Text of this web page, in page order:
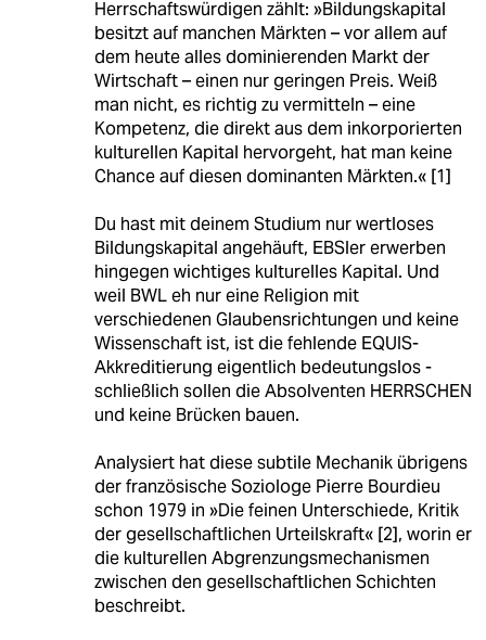
Herrschaftswürdigen zählt: »Bildungskapital
besitzt auf manchen Märkten – vor allem auf
dem heute alles dominierenden Markt der
Wirtschaft – einen nur geringen Preis. Weiß
man nicht, es richtig zu vermitteln – eine
Kompetenz, die direkt aus dem inkorporierten
kulturellen Kapital hervorgeht, hat man keine
Chance auf diesen dominanten Märkten.« [1]
Du hast mit deinem Studium nur wertloses
Bildungskapital angehäuft, EBSler erwerben
hingegen wichtiges kulturelles Kapital. Und
weil BWL eh nur eine Religion mit
verschiedenen Glaubensrichtungen und keine
Wissenschaft ist, ist die fehlende EQUIS-
Akkreditierung eigentlich bedeutungslos -
schließlich sollen die Absolventen HERRSCHEN
und keine Brücken bauen.
Analysiert hat diese subtile Mechanik übrigens
der französische Soziologe Pierre Bourdieu
schon 1979 in »Die feinen Unterschiede, Kritik
der gesellschaftlichen Urteilskraft« [2], worin er
die kulturellen Abgrenzungsmechanismen
zwischen den gesellschaftlichen Schichten
beschreibt.